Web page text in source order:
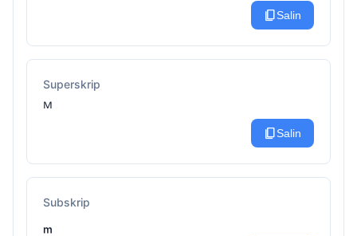
content_copySalin
Superskrip
ᴹ
content_copySalin
Subskrip
ₘ